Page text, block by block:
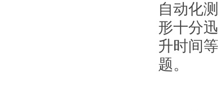
自动化
形十分
升时间
题。